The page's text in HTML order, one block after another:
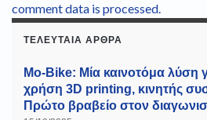
comment data is processed.
ΤΕΛΕΥΤΑΊΑ ΆΡΘΡΑ
Mo-Bike: Μία καινοτόμα λύση
χρήση 3D printing, κινητής
Πρώτο βραβείο στον